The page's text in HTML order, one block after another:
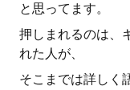
と思ってます。
押しまれるのは、
れた人が、
そこまでは詳しく